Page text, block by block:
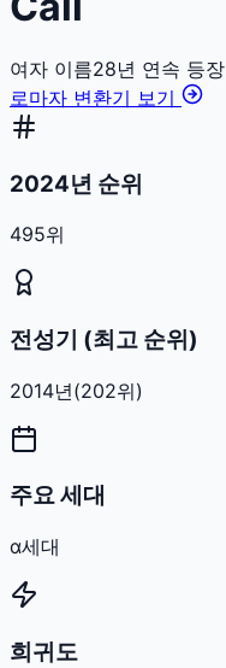
여자 이름28년 연속 등장
로마자 변환기 보기
2024년 순위
495위
전성기 (최고 순위)
2014년(202위)
주요 세대
α세대
희귀도